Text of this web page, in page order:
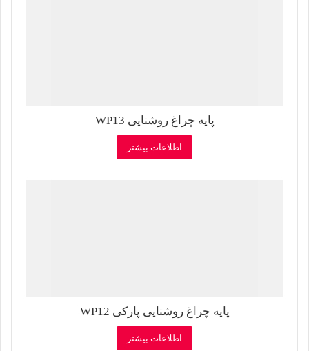
پایه چراغ روشنایی WP13
اطلاعات بیشتر
پایه چراغ روشنایی پارکی WP12
اطلاعات بیشتر